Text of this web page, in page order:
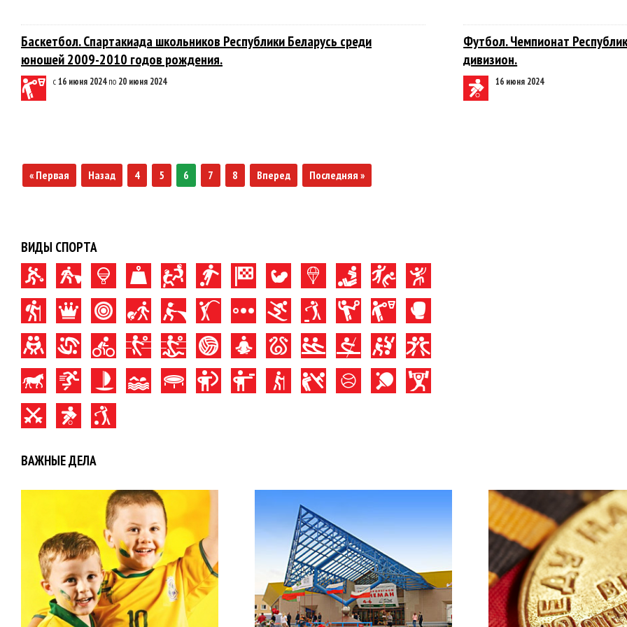
Баскетбол. Спартакиада школьников Республики Беларусь среди
юношей 2009-2010 годов рождения.
с16 июня 2024по 20 июня 2024
Футбол. Чемпионат
дивизион.
16 июня 2024
« Первая Назад 4 5 6 7 8 Вперед Последняя »
ВИДЫ СПОРТА
ВАЖНЫЕ ДЕЛА